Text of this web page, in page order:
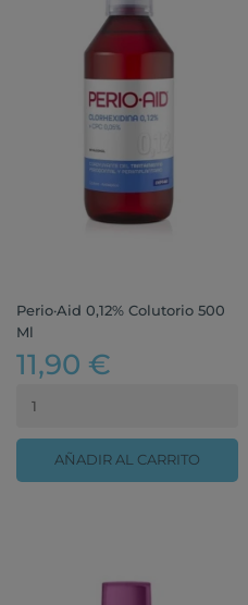
Perio·Aid 0,12% Colutorio 500
Ml
11,90 €
AÑADIR AL CARRITO